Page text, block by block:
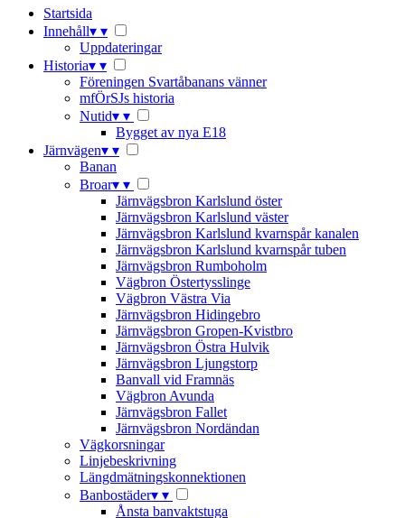
Startsida
Innehåll▾ ▾
Uppdateringar
Historia▾ ▾
Föreningen Svartåbanans vänner
mfÖrSJs historia
Nutid▾ ▾
Bygget av nya E18
Järnvägen▾ ▾
Banan
Broar▾ ▾
Järnvägsbron Karlslund öster
Järnvägsbron Karlslund väster
Järnvägsbron Karlslund kvarnspår kanalen
Järnvägsbron Karlslund kvarnspår tuben
Järnvägsbron Rumboholm
Vägbron Östertysslinge
Vägbron Västra Via
Järnvägsbron Hidingebro
Järnvägsbron Gropen-Kvistbro
Järnvägsbron Östra Hulvik
Järnvägsbron Ljungstorp
Banvall vid Framnäs
Vägbron Avunda
Järnvägsbron Fallet
Järnvägsbron Nordändan
Vägkorsningar
Linjebeskrivning
Längdmätningskonnektionen
Banbostäder▾ ▾
Ånsta banvaktstuga